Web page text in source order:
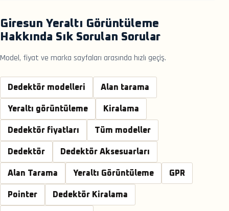
Giresun Yeraltı Görüntüleme
Hakkında Sık Sorulan Sorular
Model, fiyat ve marka sayfaları arasında hızlı geçiş.
Dedektör modelleri Alan tarama
Yeraltı görüntüleme Kiralama
Dedektör fiyatları Tüm modeller
Dedektör Dedektör Aksesuarları
Alan Tarama Yeraltı Görüntüleme GPR
Pointer Dedektör Kiralama